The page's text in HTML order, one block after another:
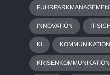
INNOVATION IT-
KI KOMMUNIKATION
KRISENKOMMUNIKATION